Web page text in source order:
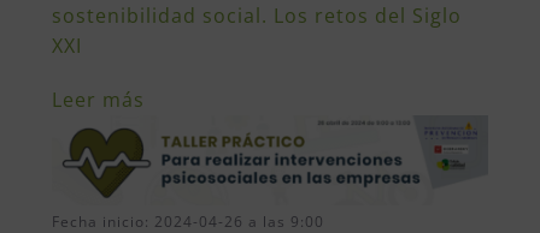
sostenibilidad social. Los retos del Siglo
XXI
Leer más
Fecha inicio: 2024-04-26 a las 9:00